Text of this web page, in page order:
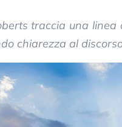
traccia una
chiarezza al